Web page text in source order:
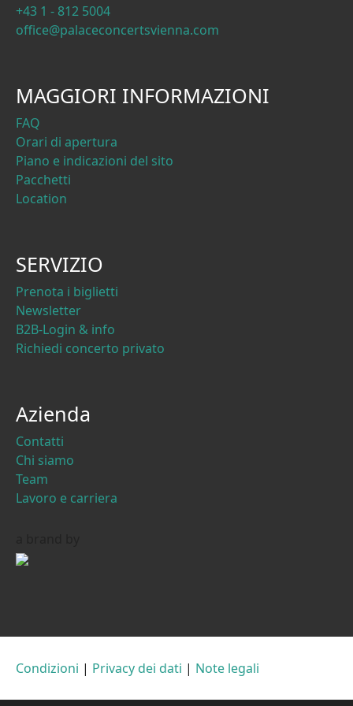
+43 1 - 812 5004
office@palaceconcertsvienna.com
MAGGIORI INFORMAZIONI
FAQ
Orari di apertura
Piano e indicazioni del sito
Pacchetti
Location
SERVIZIO
Prenota i biglietti
Newsletter
B2B-Login & info
Richiedi concerto privato
Azienda
Contatti
Chi siamo
Team
Lavoro e carriera
Condizioni | Privacy dei dati | Note legali